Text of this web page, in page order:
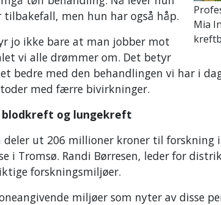
Mia
men hun har også håp.
jo ikke bare at man jobber mot
vi alle drømmer om. Det betyr
bedre med den behandlingen vi har i
med færre bivirkninger.
blodkreft og lungekreft
deler ut 206 millioner kroner til
i Tromsø. Randi Børresen, leder for
forskningsmiljøer.
miljøer som nyter av disse